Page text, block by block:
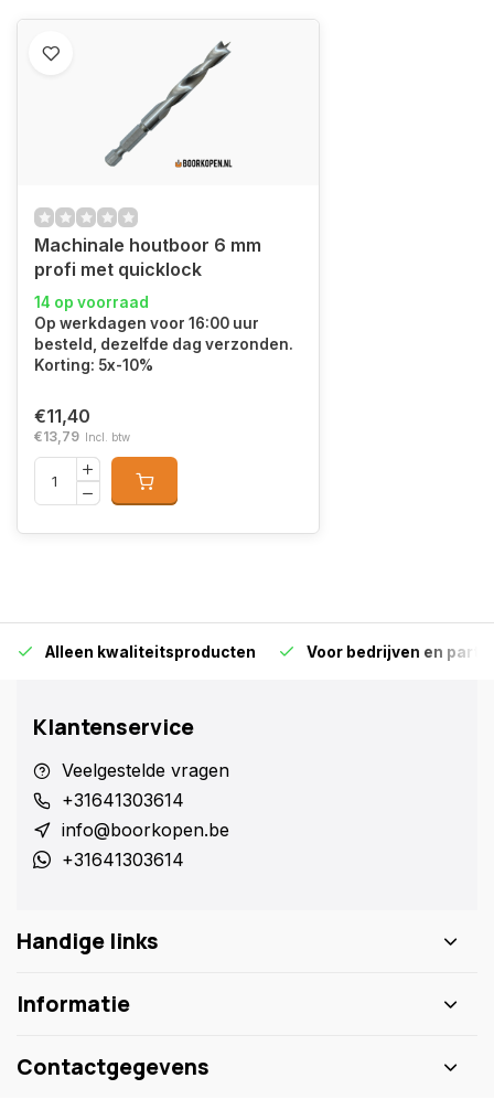
Machinale houtboor 6 mm
profi met quicklock
14 op voorraad
Op werkdagen voor 16:00 uur
besteld, dezelfde dag verzonden.
Korting: 5x-10%
€11,40
€13,79 Incl. btw
Alleen kwaliteitsproducten Voor bedrijven en
Klantenservice
Veelgestelde vragen
+31641303614
info@boorkopen.be
+31641303614
Handige links
Informatie
Contactgegevens